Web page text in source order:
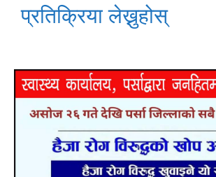
प्रतिक्रिया लेख्नुहोस्